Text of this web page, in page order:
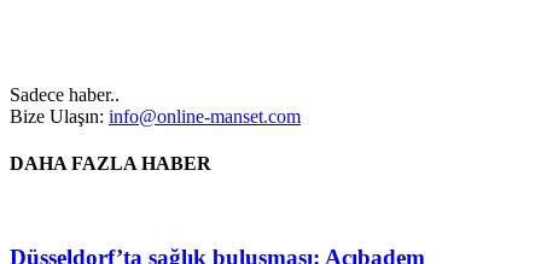
Sadece haber..
Bize Ulaşın: info@online-manset.com
DAHA FAZLA HABER
Düsseldorf’ta sağlık buluşması: Acıbadem